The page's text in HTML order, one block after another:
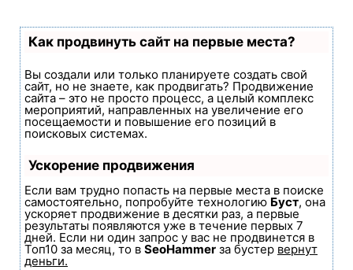
Как продвинуть сайт на первые места?
Вы создали или только планируете создать свой
сайт, но не знаете, как продвигать? Продвижение
сайта – это не просто процесс, а целый комплекс
мероприятий, направленных на увеличение его
посещаемости и повышение его позиций в
поисковых системах.
Ускорение продвижения
Если вам трудно попасть на первые места в поиске
самостоятельно, попробуйте технологию Буст, она
ускоряет продвижение в десятки раз, а первые
результаты появляются уже в течение первых 7
дней. Если ни один запрос у вас не продвинется в
Топ10 за месяц, то в SeoHammer за бустер вернут
деньги.